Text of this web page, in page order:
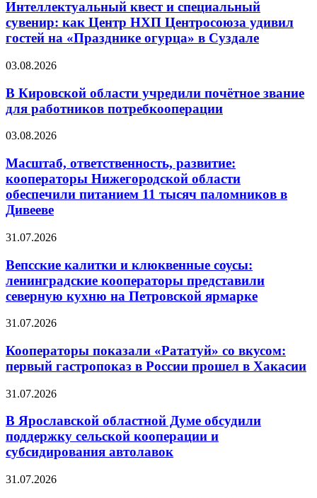
Интеллектуальный квест и специальный
сувенир: как Центр НХП Центросоюза удивил
гостей на «Празднике огурца» в Суздале
03.08.2026
В Кировской области учредили почётное звание
для работников потребкооперации
03.08.2026
Масштаб, ответственность, развитие:
кооператоры Нижегородской области
обеспечили питанием 11 тысяч паломников в
Дивееве
31.07.2026
Вепсские калитки и клюквенные соусы:
ленинградские кооператоры представили
северную кухню на Петровской ярмарке
31.07.2026
Кооператоры показали «Рататуй» со вкусом:
первый гастропоказ в России прошел в Хакасии
31.07.2026
В Ярославской областной Думе обсудили
поддержку сельской кооперации и
субсидирования автолавок
31.07.2026